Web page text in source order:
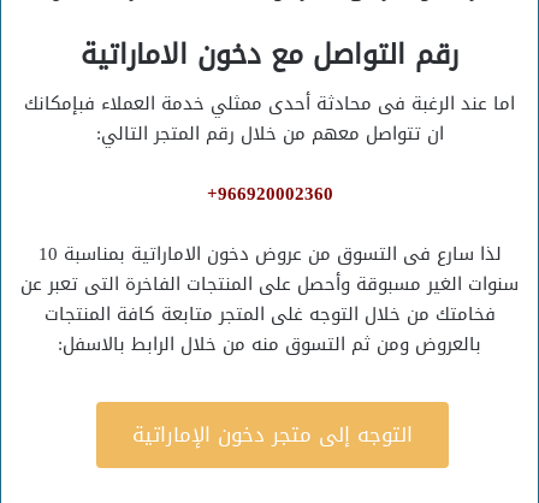
رقم التواصل مع دخون الاماراتية
اما عند الرغبة فى محادثة أحدى ممثلي خدمة العملاء فبإمكانك
ان تتواصل معهم من خلال رقم المتجر التالي:
966920002360+
لذا سارع فى التسوق من عروض دخون الاماراتية بمناسبة 10
سنوات الغير مسبوقة وأحصل على المنتجات الفاخرة التى تعبر عن
فخامتك من خلال التوجه غلى المتجر متابعة كافة المنتجات
بالعروض ومن ثم التسوق منه من خلال الرابط بالاسفل:
التوجه إلى متجر دخون الإماراتية